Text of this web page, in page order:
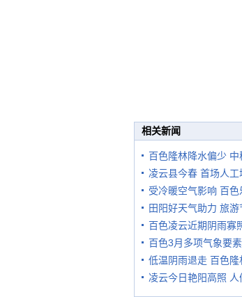
相关新闻
百色隆林降水偏少
凌云县今春 首场人
受冷暖空气影响 百
田阳好天气助力 旅
百色凌云近期阴雨寡
百色3月多项气象要
低温阴雨退走 百色隆
凌云今日艳阳高照